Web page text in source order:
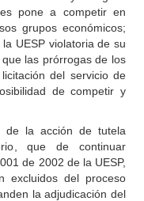
pone a competir en
grupos económicos;
UESP violatoria de su
las prórrogas de los
del servicio de
de competir y
de la acción de tutela
que de continuar
de 2002 de la UESP,
excluidos del proceso
la adjudicación del